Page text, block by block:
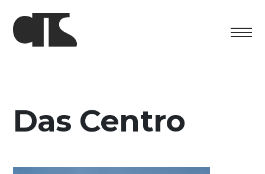
Kulturelles Programm
Artists in Residence
Das Centro